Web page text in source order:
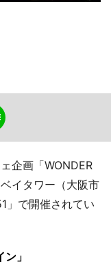
企画「WONDER
イタワー（大阪市
」で開催されてい
」